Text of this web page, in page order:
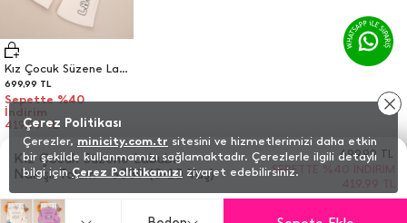
Kız Çocuk Süzene Labubu
Nakışlı Takım - 5039 (3-10 Yaş)
SEPETTE %40 İNDIRIM
699,99 TL
Kız Çocuk Süzene Labubu Nakışlı Takım - 5039 (3-10 Yaş)
699,99 TL
Sepette %40
İndirim
419.99 TL
Çerez Politikası
Çerezler, minicity.com.tr sitesini ve hizmetlerimizi daha etkin
bir şekilde kullanmamızı sağlamaktadır. Çerezlerle ilgili detaylı
bilgi içinÇerez Politikamızı ziyaret edebilirsiniz.